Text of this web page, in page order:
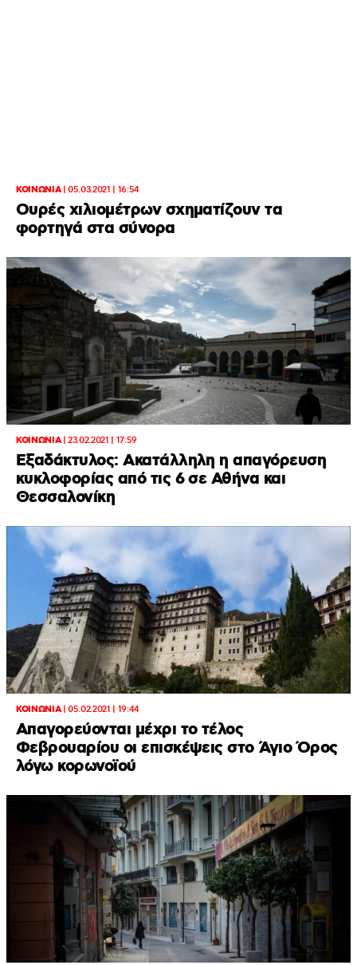
ΚΟΙΝΩΝΙΑ|05.03.2021 | 16:54
Ουρές χιλιομέτρων σχηματίζουν τα
φορτηγά στα σύνορα
ΚΟΙΝΩΝΙΑ|23.02.2021 | 17:59
Εξαδάκτυλος: Ακατάλληλη η απαγόρευση
κυκλοφορίας από τις 6 σε Αθήνα και
Θεσσαλονίκη
ΚΟΙΝΩΝΙΑ|05.02.2021 | 19:44
Απαγορεύονται μέχρι το τέλος
Φεβρουαρίου οι επισκέψεις στο Άγιο Όρος
λόγω κορωνοϊού